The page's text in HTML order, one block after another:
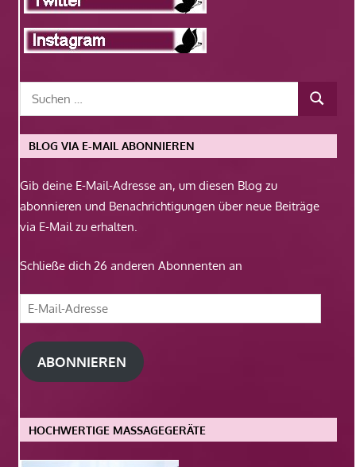
BLOG VIA E-MAIL ABONNIEREN
Gib deine E-Mail-Adresse an, um diesen Blog zu
abonnieren und Benachrichtigungen über neue Beiträge
via E-Mail zu erhalten.
Schließe dich 26 anderen Abonnenten an
E-
Mail-
Adresse
ABONNIEREN
HOCHWERTIGE MASSAGEGERÄTE